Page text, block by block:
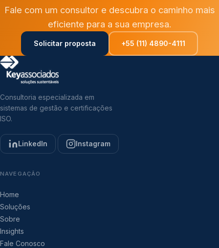
Fale com um consultor e descubra o caminho mais
eficiente para a sua empresa.
Solicitar proposta +55 (11) 4890-4111
Consultoria especializada em
sistemas de gestão e certificações
ISO.
LinkedIn Instagram
NAVEGAÇÃO
Home
Soluções
Sobre
Insights
Fale Conosco